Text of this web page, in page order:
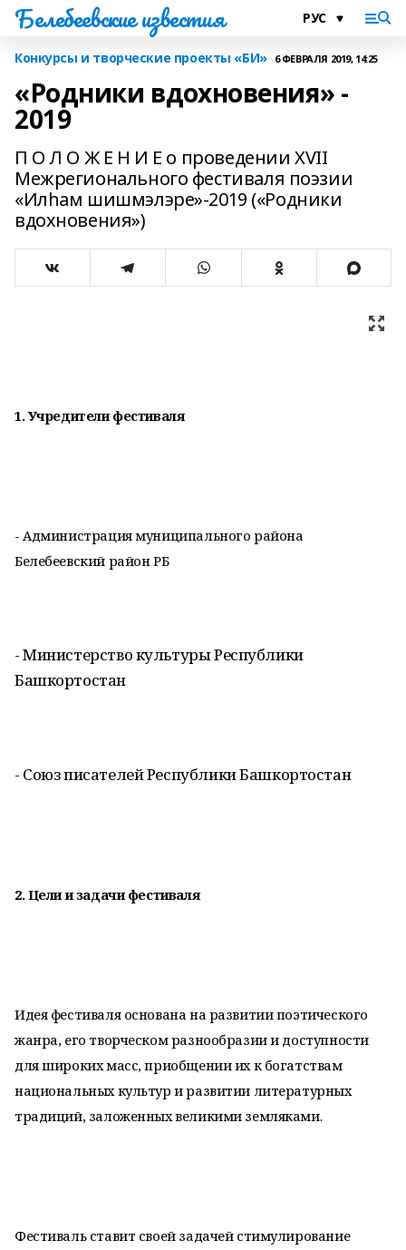
Белебеевские известия
Конкурсы и творческие проекты «БИ» 6 ФЕВРАЛЯ 2019, 14:25
«Родники вдохновения» -
2019
П О Л О Ж Е Н И Е о проведении XVII
Межрегионального фестиваля поэзии
«Илhам шишмэлэре»-2019 («Родники
вдохновения»)
1. Учредители фестиваля
- Администрация муниципального района
Белебеевский район РБ
- Министерство культуры Республики
Башкортостан
- Союз писателей Республики Башкортостан
2. Цели и задачи фестиваля
Идея фестиваля основана на развитии поэтического
жанра, его творческом разнообразии и доступности
для широких масс, приобщении их к богатствам
национальных культур и развитии литературных
традиций, заложенных великими земляками.
Фестиваль ставит своей задачей стимулирование